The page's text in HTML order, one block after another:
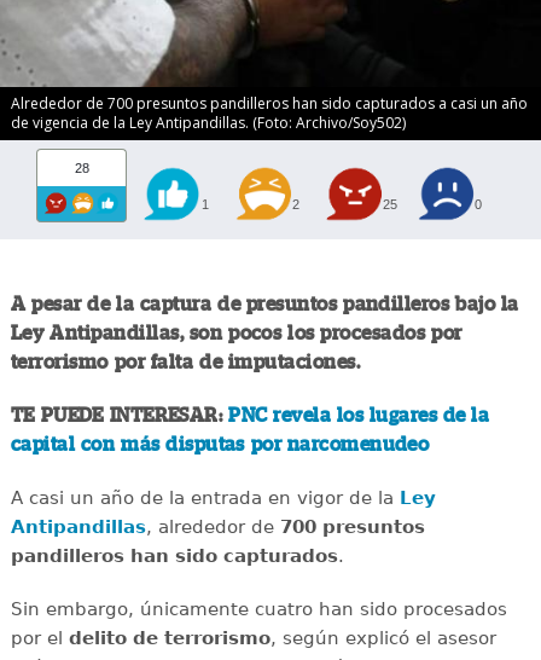
Alrededor de 700 presuntos pandilleros han sido capturados a casi un año
de vigencia de la Ley Antipandillas. (Foto: Archivo/Soy502)
28
1 2 25 0
A pesar de la captura de presuntos pandilleros bajo la
Ley Antipandillas, son pocos los procesados por
terrorismo por falta de imputaciones.
TE PUEDE INTERESAR:PNC revela los lugares de la
capital con más disputas por narcomenudeo
A casi un año de la entrada en vigor de la Ley
Antipandillas, alrededor de 700 presuntos
pandilleros han sido capturados.
Sin embargo, únicamente cuatro han sido procesados
por el delito de terrorismo, según explicó el asesor